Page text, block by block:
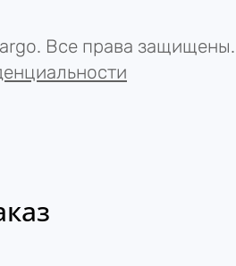
Все права защищены.